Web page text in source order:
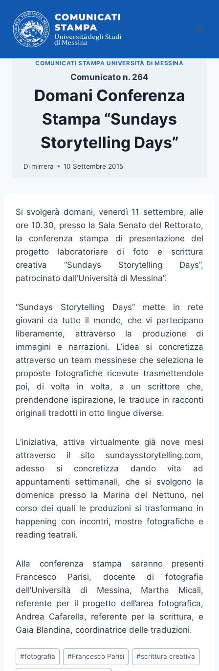
contenuto
COMUNICATI STAMPA UNIVERSITÀ DI MESSINA
Comunicato n. 264
Domani Conferenza
Stampa “Sundays
Storytelling Days”
Di mirrera 10 Settembre 2015
Si svolgerà domani, venerdì 11 settembre, alle
ore 10.30, presso la Sala Senato del Rettorato,
la conferenza stampa di presentazione del
progetto laboratoriare di foto e scrittura
creativa “Sundays Storytelling Days”,
patrocinato dall’Università di Messina”.
“Sundays Storytelling Days” mette in rete
giovani da tutto il mondo, che vi partecipano
liberamente, attraverso la produzione di
immagini e narrazioni. L’idea si concretizza
attraverso un team messinese che seleziona le
proposte fotografiche ricevute trasmettendole
poi, di volta in volta, a un scrittore che,
prendendone ispirazione, le traduce in racconti
originali tradotti in otto lingue diverse.
L’iniziativa, attiva virtualmente già nove mesi
attraverso il sito sundaysstorytelling.com,
adesso si concretizza dando vita ad
appuntamenti settimanali, che si svolgono la
domenica presso la Marina del Nettuno, nel
corso dei quali le produzioni si trasformano in
happening con incontri, mostre fotografiche e
reading teatrali.
Alla conferenza stampa saranno presenti
Francesco Parisi, docente di fotografia
dell’Università di Messina, Martha Micali,
referente per il progetto dell’area fotografica,
Andrea Cafarella, referente per la scrittura, e
Gaia Blandina, coordinatrice delle traduzioni.
Tag
articolo:
#fotografia #Francesco Parisi #scrittura creativa